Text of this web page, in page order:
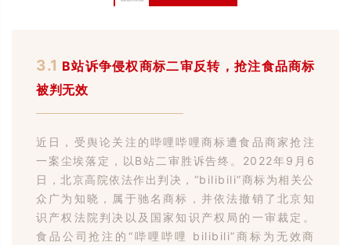
3.1 B站诉争侵权商标二审反转，抢注食品商标
被判无效
近日，受舆论关注的哔哩哔哩商标遭食品商家抢注
一案尘埃落定，以B站二审胜诉告终。2022年9月6
日，北京高院依法作出判决，“bilibili”商标为相关公
众广为知晓，属于驰名商标，并依法撤销了北京知
识产权法院判决以及国家知识产权局的一审裁定。
食品公司抢注的“哔哩哔哩 bilibili”商标为无效商